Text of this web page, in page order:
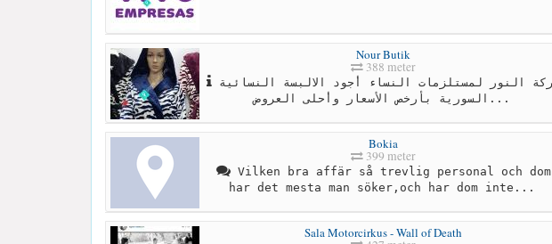
Nour Butik
388 meter
السورية بأرخص الأسعار وأحلى العروض...
Bokia
399 meter
Vilken bra affär så trevlig personal och dom
har det mesta man söker,och har dom inte...
Sala Motorcirkus - Wall of Death